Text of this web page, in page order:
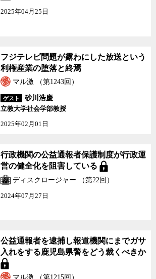
2025年04月25日
フジテレビ問題が露わにした放送という
利権産業の堕落と終焉
マル激 （第1243回）
ゲスト
砂川浩慶
立教大学社会学部教授
2025年02月01日
行政機関の公益通報者保護制度が行政運
営の健全化を阻害している
ディスクロージャー （第22回）
2024年07月27日
公益通報者を逮捕し報道機関にまでガサ
入れをする鹿児島県警をどう裁くべきか
マル激 （第1215回）